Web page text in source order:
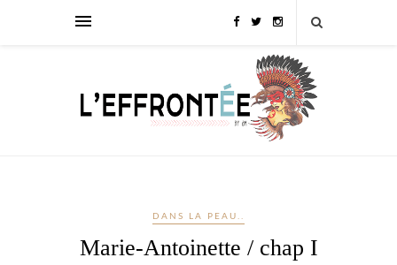
DANS LA PEAU..
Marie-Antoinette / chap I